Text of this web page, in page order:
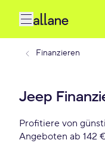
Finanzieren
Jeep
Profitiere von
Angeboten ab 142